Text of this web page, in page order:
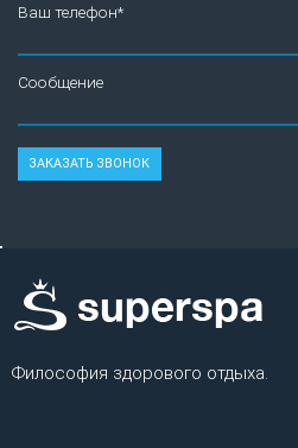
Ваш телефон*
Сообщение
Философия здорового отдыха.